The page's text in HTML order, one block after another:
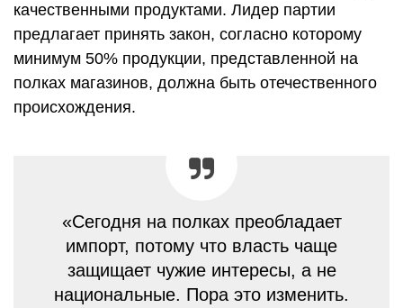
качественными продуктами. Лидер партии
предлагает принять закон, согласно которому
минимум 50% продукции, представленной на
полках магазинов, должна быть отечественного
происхождения.
«Сегодня на полках преобладает
импорт, потому что власть чаще
защищает чужие интересы, а не
национальные. Пора это изменить.